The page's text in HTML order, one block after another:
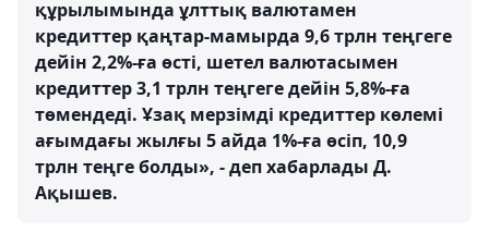
құрылымында ұлттық валютамен
кредиттер қаңтар-мамырда 9,6 трлн теңгеге
дейін 2,2%-ға өсті, шетел валютасымен
кредиттер 3,1 трлн теңгеге дейін 5,8%-ға
төмендеді. Ұзақ мерзімді кредиттер көлемі
ағымдағы жылғы 5 айда 1%-ға өсіп, 10,9
трлн теңге болды», - деп хабарлады Д.
Ақышев.